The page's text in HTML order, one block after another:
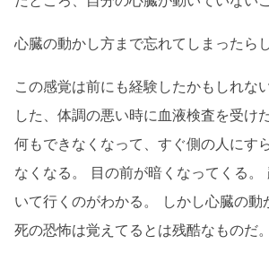
心臓の動かし方まで忘れてしまったらし
この感覚は前にも経験したかもしれな
した、体調の悪い時に血液検査を受け
何もできなくなって、すぐ側の人にす
なくなる。 目の前が暗くなってくる。
いて行くのがわかる。 しかし心臓の動
死の恐怖は覚えてるとは残酷なものだ。